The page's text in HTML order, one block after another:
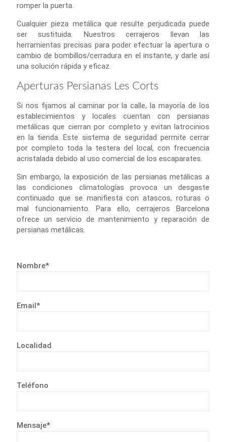
romper la puerta.
Cualquier pieza metálica que resulte perjudicada puede
ser sustituida. Nuestros cerrajeros llevan las
herramientas precisas para poder efectuar la apertura o
cambio de bombillos/cerradura en el instante, y darle así
una solución rápida y eficaz.
Aperturas Persianas Les Corts
Si nos fijamos al caminar por la calle, la mayoría de los
establecimientos y locales cuentan con persianas
metálicas que cierran por completo y evitan latrocinios
en la tienda. Este sistema de seguridad permite cerrar
por completo toda la testera del local, con frecuencia
acristalada debido al uso comercial de los escaparates.
Sin embargo, la exposición de las persianas metálicas a
las condiciones climatologías provoca un desgaste
continuado que se manifiesta con atascos, roturas o
mal funcionamiento. Para ello, cerrajeros Barcelona
ofrece un servicio de mantenimiento y reparación de
persianas metálicas.
Nombre*
Email*
Localidad
Teléfono
Mensaje*